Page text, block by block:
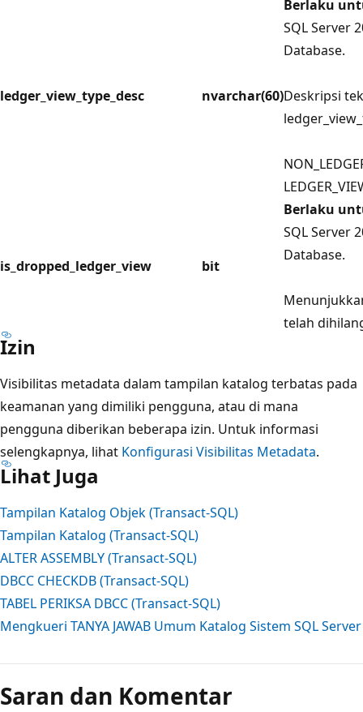
ledger_view_type_desc nvarchar(60)
Berlaku
SQL Server
Database.
Deskripsi
is_dropped_ledger_view bit
Berlaku
SQL Server
Database.
telah
Izin
Visibilitas metadata dalam tampilan katalog terbatas pada
keamanan yang dimiliki pengguna, atau di mana
pengguna diberikan beberapa izin. Untuk informasi
selengkapnya, lihat Konfigurasi Visibilitas Metadata.
Lihat Juga
Tampilan Katalog Objek (Transact-SQL)
Tampilan Katalog (Transact-SQL)
ALTER ASSEMBLY (Transact-SQL)
DBCC CHECKDB (Transact-SQL)
TABEL PERIKSA DBCC (Transact-SQL)
Mengkueri TANYA JAWAB Umum Katalog Sistem SQL Server
baca
dinonaktifkan
Saran dan Komentar